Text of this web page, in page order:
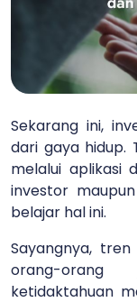
Sekarang ini,
dari gaya hidup.
melalui aplikasi
investor
belajar hal ini.
Sayangnya,
orang-orang
ketidaktahuan